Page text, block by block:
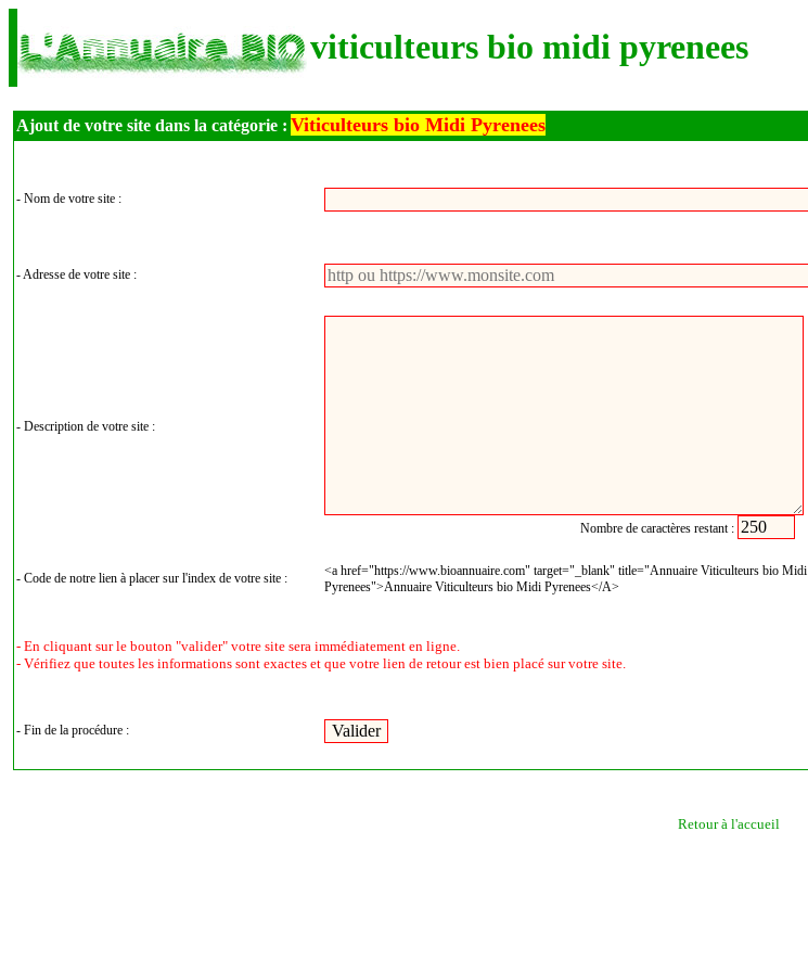
viticulteurs bio midi pyrenees
Ajout de votre site dans la catégorie : Viticulteurs bio Midi Pyrenees
- Nom de votre site :
- Adresse de votre site :
- Description de votre site :
Nombre de caractères restant :
- Code de notre lien à placer sur l'index de votre site :
<a href="https://www.bioannuaire.com" target="_blank" title="Annuaire Viticulteurs bio Midi
Pyrenees">Annuaire Viticulteurs bio Midi Pyrenees</A>
- En cliquant sur le bouton "valider" votre site sera immédiatement en ligne.
- Vérifiez que toutes les informations sont exactes et que votre lien de retour est bien placé sur votre site.
- Fin de la procédure :
Retour à l'accueil